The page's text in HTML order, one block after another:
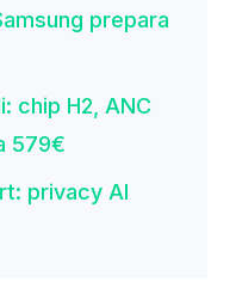
prepara
chip H2, ANC
579€
privacy AI